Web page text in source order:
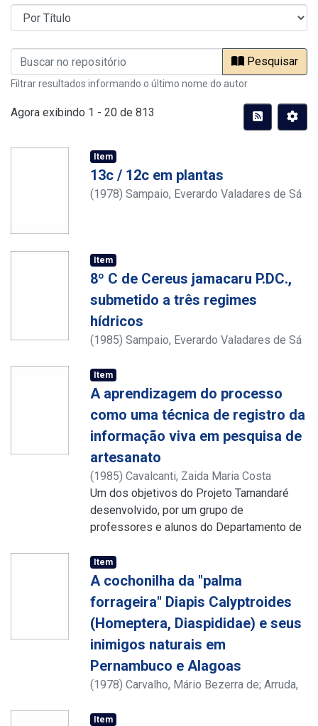
Pesquisar
Filtrar resultados informando o último nome do autor
Agora exibindo 1 - 20 de 813
Item
13c / 12c em plantas
(1978) Sampaio, Everardo Valadares de Sá
Item
8º C de Cereus jamacaru P.DC.,
submetido a três regimes
hídricos
(1985) Sampaio, Everardo Valadares de Sá
Matsui, Eiichi
Item
A aprendizagem do processo
como uma técnica de registro da
informação viva em pesquisa de
artesanato
(1985) Cavalcanti, Zaida Maria Costa
Um dos objetivos do Projeto Tamandaré
desenvolvido, por um grupo de
professores e alunos do Departamento de
Universidade Federal Rural de Pernambuco,
em uma comunidade praieira do litoral sul
de Pernambuco, era encorajar a renovação
metodológica das pesquisas daquele
departamento, através do uso experimental
de novos procedimentos de coleta e
registro de dados. O texto a seguir relata
em detalhe um desses procedimentos e
mesmo.
Item
A cochonilha da "palma
forrageira" Diapis Calyptroides
(Homeptera, Diaspididae) e seus
inimigos naturais em
Pernambuco e Alagoas
(1978) Carvalho, Mário Bezerra de; Arruda,
deItem